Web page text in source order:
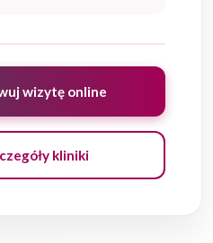
wizytę online
kliniki